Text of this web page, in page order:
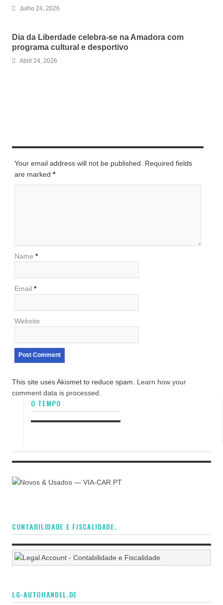
Julho 24, 2026
Dia da Liberdade celebra-se na Amadora com
programa cultural e desportivo
Abril 24, 2026
Your email address will not be published. Required fields
are marked *
Name *
Email *
Website
This site uses Akismet to reduce spam. Learn how your
comment data is processed.
O TEMPO
CONTABILIDADE E FISCALIDADE.
LG-AUTOHANDEL.DE